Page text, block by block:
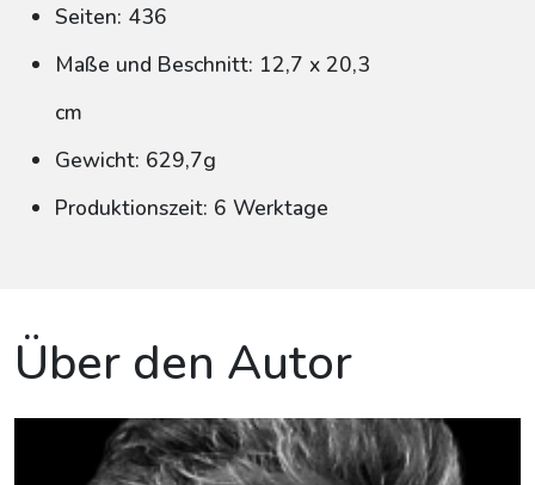
Seiten: 436
Maße und Beschnitt: 12,7 x 20,3
cm
Gewicht: 629,7g
Produktionszeit: 6 Werktage
Über den Autor